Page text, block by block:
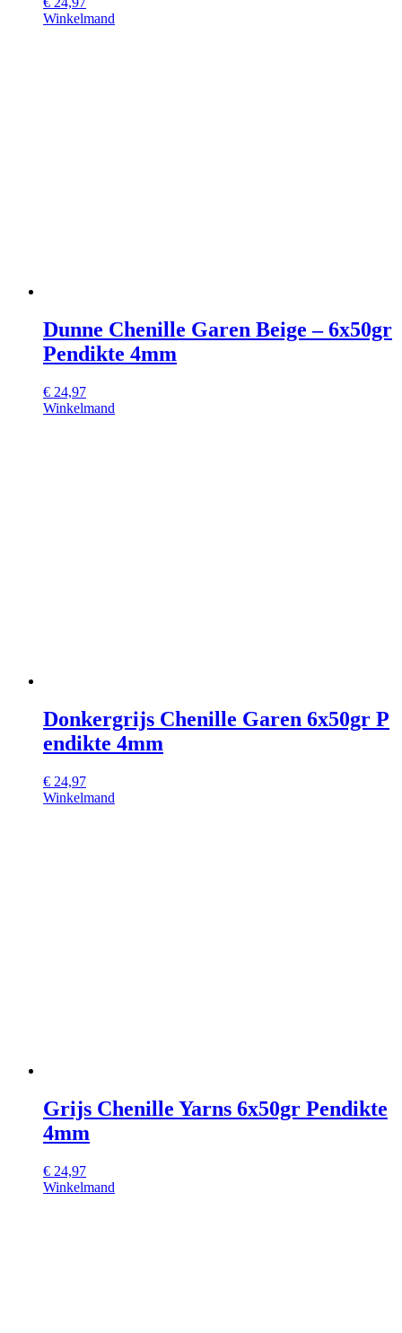
Winkelmand
Dunne Chenille Garen Beige – 6x50gr
Pendikte 4mm
€ 24,97
Winkelmand
Donkergrijs Chenille Garen 6x50gr P
endikte 4mm
€ 24,97
Winkelmand
Grijs Chenille Yarns 6x50gr Pendikte
4mm
€ 24,97
Winkelmand